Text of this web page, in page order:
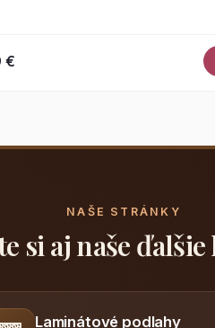
€
NAŠE STRÁNKY
si aj naše
Laminátové podlahy